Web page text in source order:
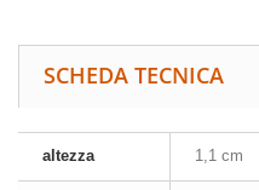
SCHEDA TECNICA
altezza 1,1 cm